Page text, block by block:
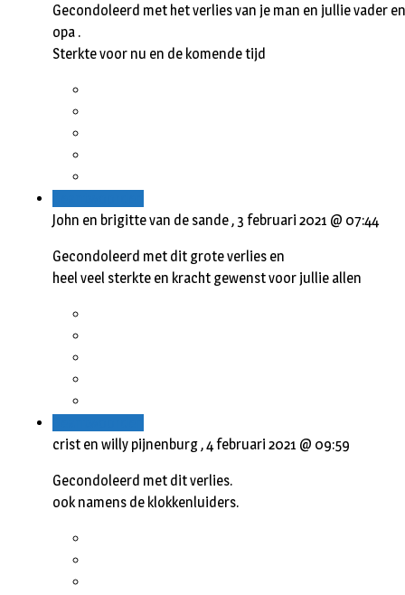
Gecondoleerd met het verlies van je man en jullie vader en
opa .
Sterkte voor nu en de komende tijd
John en brigitte van de sande , 3 februari 2021 @ 07:44
Gecondoleerd met dit grote verlies en
heel veel sterkte en kracht gewenst voor jullie allen
crist en willy pijnenburg ,4 februari 2021 @ 09:59
Gecondoleerd met dit verlies.
ook namens de klokkenluiders.